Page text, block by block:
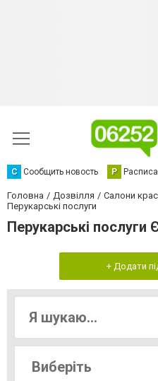
С Сообщить новость Р
Головна Дозвілля
Салони
Перукарські послуги
Перукарські послуги
+ Додати